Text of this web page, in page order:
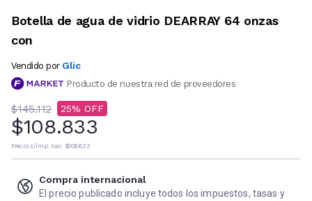
Botella de agua de vidrio DEARRAY 64 onzas
con
Vendido por Glic
Producto de nuestra red de proveedores
$145.112 25
$108.833
Precio s/imp. nac. $108.833
Compra internacional
El precio publicado incluye todos los impuestos, tasas y